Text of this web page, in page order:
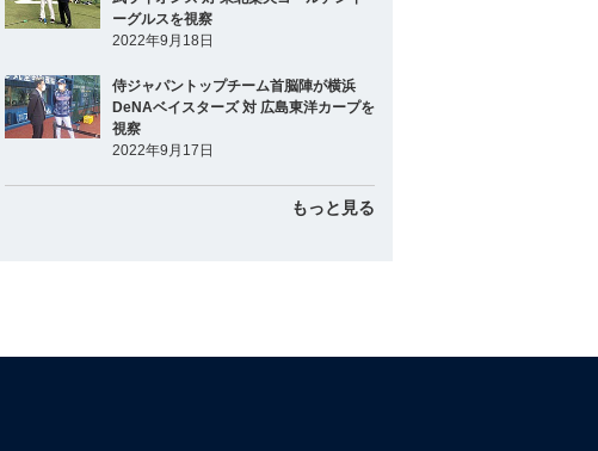
ーグルスを視察
2022年9月18日
侍ジャパントップチーム首脳陣が横浜
DeNAベイスターズ 対 広島東洋カープを
視察
2022年9月17日
もっと見る